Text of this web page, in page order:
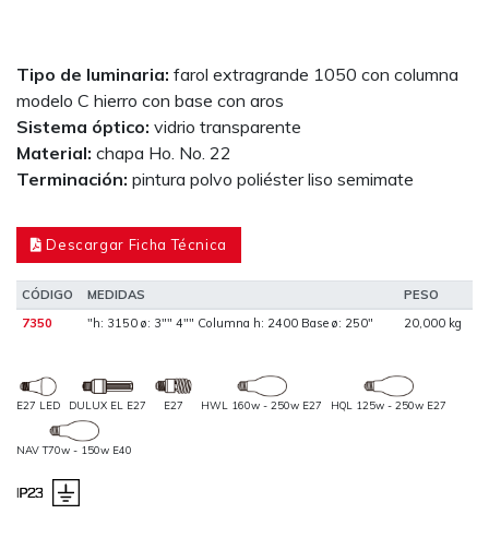
Tipo de luminaria: farol extragrande 1050 con columna
modelo C hierro con base con aros
Sistema óptico: vidrio transparente
Material: chapa Ho. No. 22
Terminación: pintura polvo poliéster liso semimate
Descargar Ficha Técnica
CÓDIGO MEDIDAS
PESO
7350
"h: 3150 ø: 3"" 4"" Columna h: 2400 Base ø: 250" 20,000 kg
E27 LED DULUX EL E27 E27 HWL 160w - 250w E27 HQL 125w - 250w E27
NAV T70w - 150w E40